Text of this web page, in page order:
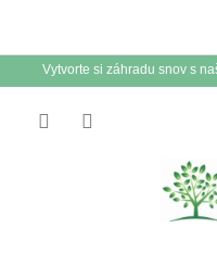
Vytvorte si záhradu snov s